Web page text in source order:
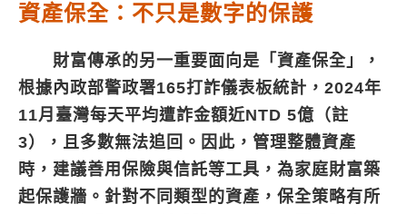
資產保全：不只是數字的保護
財富傳承的另一重要面向是「資產保全」，
根據內政部警政署165打詐儀表板統計，2024年
11月臺灣每天平均遭詐金額近NTD 5億（註
3），且多數無法追回。因此，管理整體資產
時，建議善用保險與信託等工具，為家庭財富築
起保護牆。針對不同類型的資產，保全策略有所